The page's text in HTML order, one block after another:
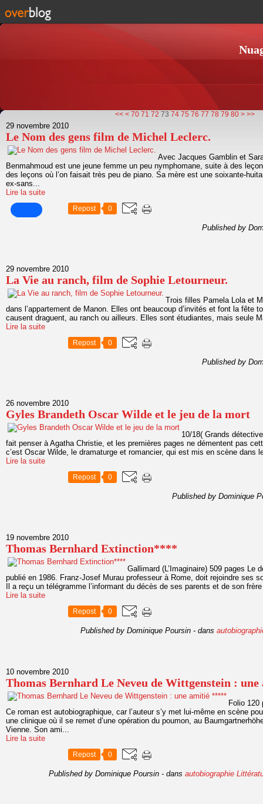
<< < 10
20
30
40
50
60
70 71 72 73 74 75 76 77 78 79 80 90
100
> >>
29 novembre 2010
Le Nom des gens film de Michel Leclerc.
Avec Jacques Gamblin et
Benmahmoud est une jeune femme un peu nymphomane, suite à des
des leçons où l’on faisait très peu de piano. Sa mère est une soixante-
ex-sans...
Lire la suite
Repost 0
Published by
29 novembre 2010
La Vie au ranch, film de Sophie Letourneur.
Trois filles Pamela Lola et
dans l’appartement de Manon. Elles ont beaucoup d’invités et font la fête
causent draguent, au ranch ou ailleurs. Elles sont étudiantes, mais seule
Lire la suite
Repost 0
Published by
26 novembre 2010
Gyles Brandeth Oscar Wilde et le jeu de la mort
10/18( Grands
fait penser à Agatha Christie, et les premières pages ne démentent pas
c’est Oscar Wilde, le dramaturge et romancier, qui est mis en scène dans
Lire la suite
Repost 0
Published by Dominique
19 novembre 2010
Thomas Bernhard Extinction****
Gallimard (L’Imaginaire) 509 pages Le
publié en 1986. Franz-Josef Murau professeur à Rome, doit rejoindre ses
Il a reçu un télégramme l’informant du décès de ses parents et de son
Lire la suite
Repost 0
Published by Dominique Poursin - dans
10 novembre 2010
Thomas Bernhard Le Neveu de Wittgenstein :
Folio 120
Ce roman est autobiographique, car l’auteur s’y met lui-même en scène
une clinique où il se remet d’une opération du poumon, au
Vienne. Son ami...
Lire la suite
Repost 0
Published by Dominique Poursin - dans autobiographie